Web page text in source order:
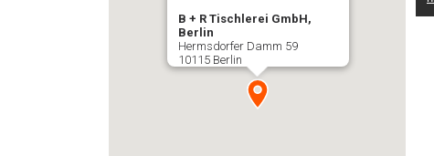
B + R Tischlerei GmbH,
Berlin
Hermsdorfer Damm 59
10115 Berlin